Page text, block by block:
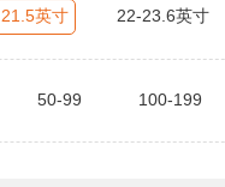
21.5英寸 22-23.6英寸
50-99 100-199